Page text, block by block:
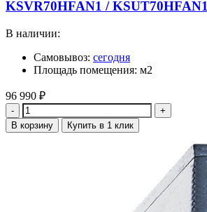
KSVR70HFAN1 / KSUT70HFAN1
В наличии:
Самовывоз: сегодня
Площадь помещения: м2
96 990 ₽
Количество
В корзину Купить в 1 клик